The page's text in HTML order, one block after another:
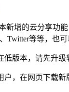
新增的云分享功
Twitter等等，也
版本，请先升级
户，在网页下载